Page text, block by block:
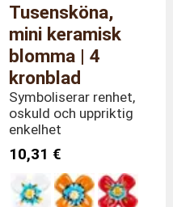
Tusensköna,
mini keramisk
blomma | 4
kronblad
Symboliserar renhet,
oskuld och uppriktig
enkelhet
10,31 €